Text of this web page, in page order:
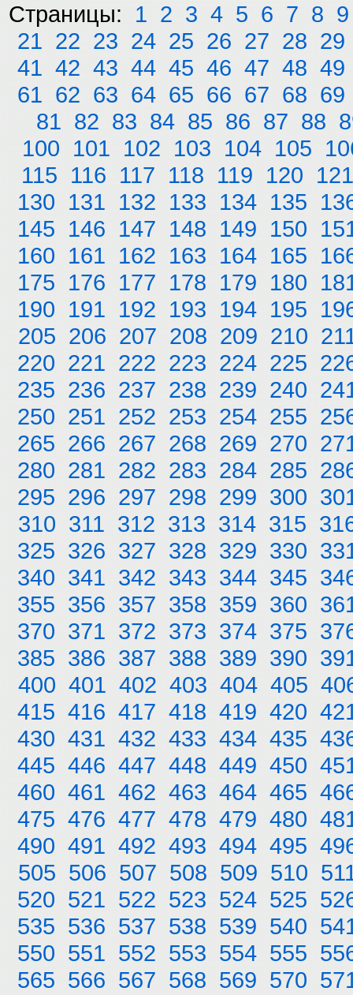
Страницы: 1 2 3 4 5 6 7 8 9
21 22 23 24 25 26 27 28 29
41 42 43 44 45 46 47 48 49
61 62 63 64 65 66 67 68 69
81 82 83 84 85 86 87 88
100 101 102 103 104 105
115 116 117 118 119 120 121
130 131 132 133 134 135
145 146 147 148 149 150
160 161 162 163 164 165
175 176 177 178 179 180
190 191 192 193 194 195
205 206 207 208 209 210
220 221 222 223 224 225
235 236 237 238 239 240
250 251 252 253 254 255
265 266 267 268 269 270
280 281 282 283 284 285
295 296 297 298 299 300
310 311 312 313 314 315
325 326 327 328 329 330
340 341 342 343 344 345
355 356 357 358 359 360
370 371 372 373 374 375
385 386 387 388 389 390
400 401 402 403 404 405
415 416 417 418 419 420
430 431 432 433 434 435
445 446 447 448 449 450
460 461 462 463 464 465
475 476 477 478 479 480
490 491 492 493 494 495
505 506 507 508 509 510
520 521 522 523 524 525
535 536 537 538 539 540
550 551 552 553 554 555
565 566 567 568 569 570